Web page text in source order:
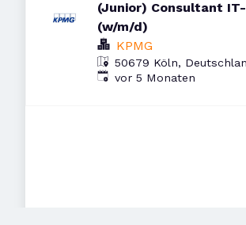
(Junior) Consultant
(w/m/d)
KPMG
50679 Köln,
Veröffentlicht:
vor 5 Monaten